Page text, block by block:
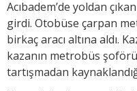
Acıbadem’de yoldan
girdi. Otobüse çarpan
birkaç aracı altına aldı.
kazanın metrobüs
tartışmadan